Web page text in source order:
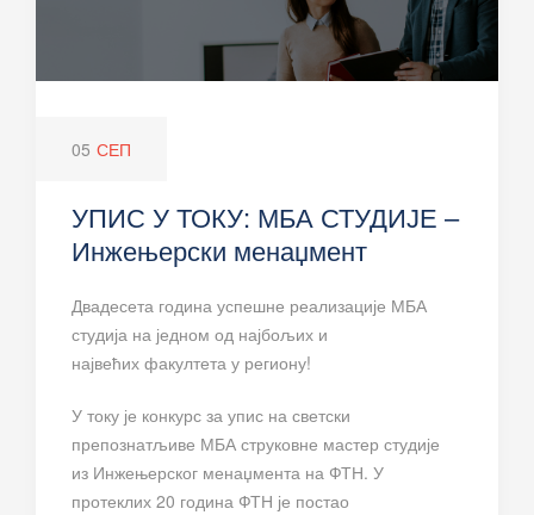
05 СЕП
УПИС У ТОКУ: МБА СТУДИЈЕ –
Инжењерски менаџмент
Двадесета година успешне реализације МБА
студија на једном од најбољих и
највећих факултета у региону!
У току је конкурс за упис на светски
препознатљиве МБА струковне мастер студије
из Инжењерског менаџмента на ФТН. У
протеклих 20 година ФТН је постао